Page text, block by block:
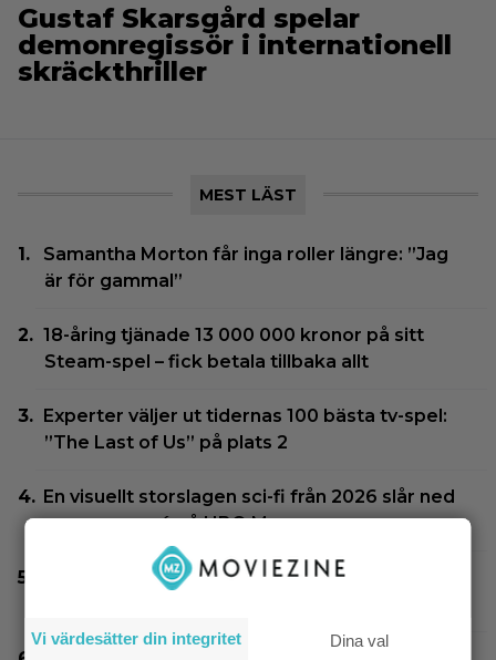
Gustaf Skarsgård spelar
demonregissör i internationell
skräckthriller
MEST LÄST
Samantha Morton får inga roller längre: ”Jag
är för gammal”
18-åring tjänade 13 000 000 kronor på sitt
Steam-spel – fick betala tillbaka allt
Experter väljer ut tidernas 100 bästa tv-spel:
”The Last of Us” på plats 2
En visuellt storslagen sci-fi från 2026 slår ned
som en succé på HBO Max
True crime-serien som hela Sverige ser just
Vi värdesätter din integritet Dina val